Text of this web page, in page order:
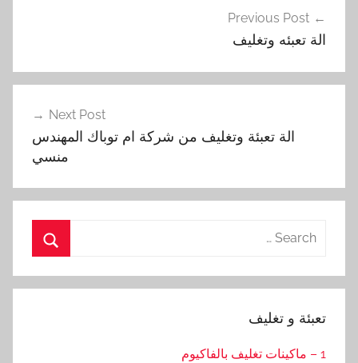
المقالات
Previous Post
الة تعبئه وتغليف
Next Post
الة تعبئة وتغليف من شركة ام توباك المهندس
منسي
Search
تعبئة و تغليف
1 – ماكينات تغليف بالفاكيوم